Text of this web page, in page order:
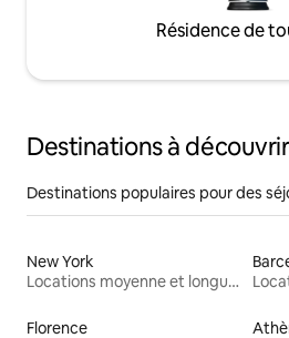
Résidence de
Destinations à découvrir
Destinations populaires pour des
New York
Locations moyenne et longue durée
Florence